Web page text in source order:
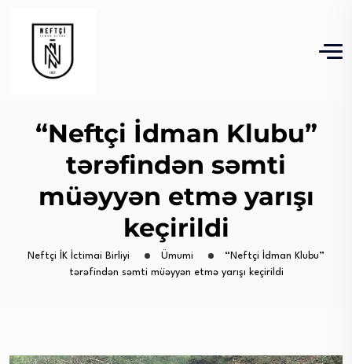
“Neftçi İdman Klubu”
tərəfindən səmti
müəyyən etmə yarışı
keçirildi
Neftçi İK İctimai Birliyi Ümumi
“Neftçi İdman Klubu”
tərəfindən səmti müəyyən etmə yarışı keçirildi